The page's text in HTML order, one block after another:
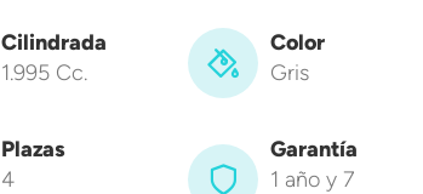
Cilindrada
1.995 Cc.
Color
Gris
Plazas
4
Garantía
1 año y 7